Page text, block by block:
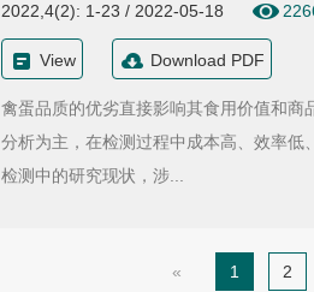
2022,4(2): 1-23 / 2022-05-18
View Download PDF
禽蛋品质的优劣直接影响其食用价值和
分析为主，在检测过程中成本高、效率
检测中的研究现状，涉...
« 1 2